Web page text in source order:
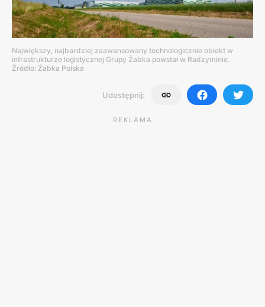
Największy, najbardziej zaawansowany technologicznie obiekt w
infrastrukturze logistycznej Grupy Żabka powstał w Radzyminie.
Źródło: Żabka Polska
Udostępnij:
REKLAMA